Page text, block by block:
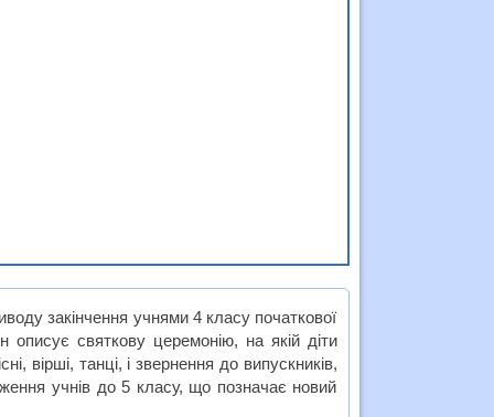
закінчення учнями 4 класу початкової
описує святкову церемонію, на якій діти
вірші, танці, і звернення до випускників,
учнів до 5 класу, що позначає новий